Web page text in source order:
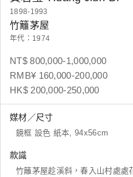
1898-1993
竹籬茅屋
年代：1974
NT$ 800,000-1,000,000
RMB¥ 160,000-200,000
HK$ 200,000-250,000
媒材／尺寸
鏡框 設色 紙本, 94x56cm
款識
竹籬茅屋趁溪斜，春入山村處處